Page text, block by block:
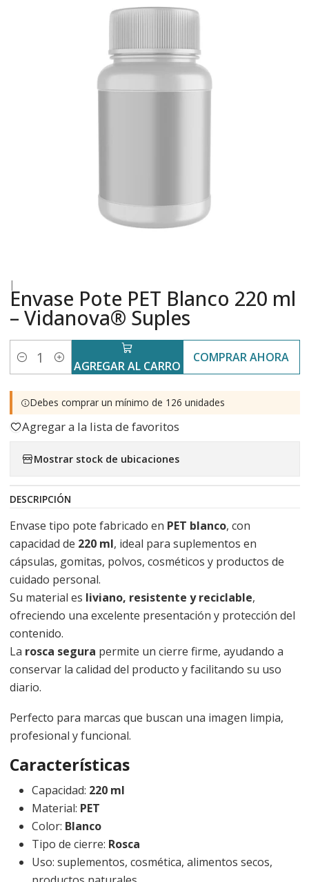
|
Envase Pote PET Blanco 220 ml
– Vidanova® Suples
Cantidad AGREGAR AL CARRO
COMPRAR AHORA
Debes comprar un mínimo de 126 unidades
Agregar a la lista de favoritos
Mostrar stock de ubicaciones
DESCRIPCIÓN
Envase tipo pote fabricado en PET blanco, con
capacidad de 220 ml, ideal para suplementos en
cápsulas, gomitas, polvos, cosméticos y productos de
cuidado personal.
Su material es liviano, resistente y reciclable,
ofreciendo una excelente presentación y protección del
contenido.
La rosca segura permite un cierre firme, ayudando a
conservar la calidad del producto y facilitando su uso
diario.
Perfecto para marcas que buscan una imagen limpia,
profesional y funcional.
Características
Capacidad: 220 ml
Material: PET
Color: Blanco
Tipo de cierre: Rosca
Uso: suplementos, cosmética, alimentos secos,